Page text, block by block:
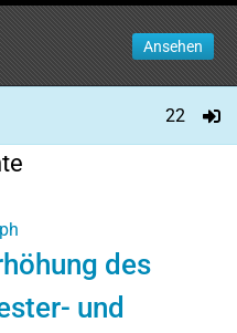
Ansehen
22
des
und